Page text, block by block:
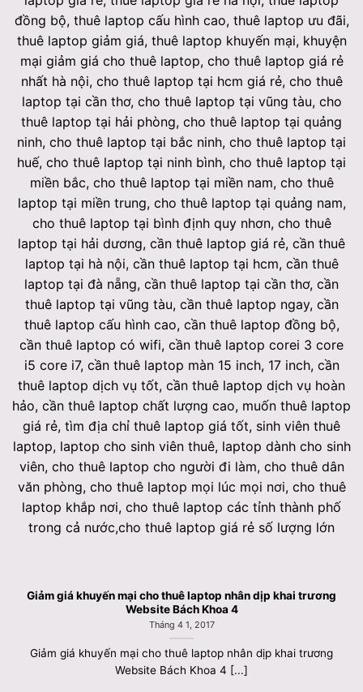
Giảm giá khuyến mại cho thuê laptop nhân dịp khai trương
Website Bách Khoa 4
Tháng 4 1, 2017
Giảm giá khuyến mại cho thuê laptop nhân dịp khai trương
Website Bách Khoa 4 [...]